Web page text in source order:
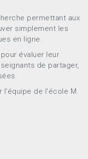
permettant aux
simplement les
en ligne.
évaluer leur
de partager,
de l'école M.